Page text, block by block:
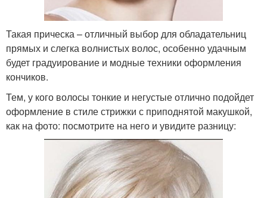
Такая прическа – отличный выбор для обладательниц
прямых и слегка волнистых волос, особенно удачным
будет градуирование и модные техники оформления
кончиков.
Тем, у кого волосы тонкие и негустые отлично подойдет
оформление в стиле стрижки с приподнятой макушкой,
как на фото: посмотрите на него и увидите разницу: